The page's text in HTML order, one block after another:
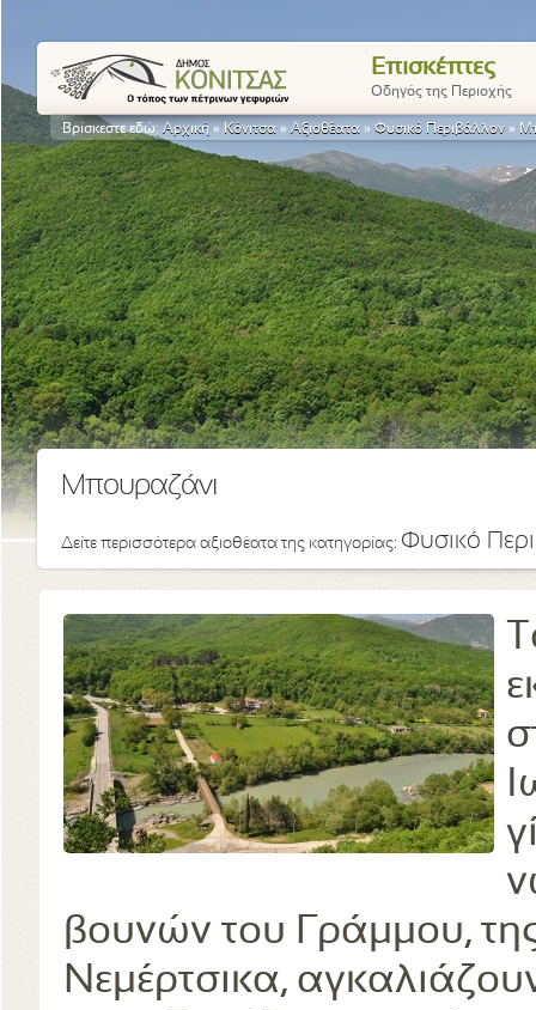
Επισκέπτες
Οδηγός της Περιοχής
Βρίσκεστε εδώ:Αρχική » Κόνιτσα » Αξιοθέατα » Φυσικό Περιβάλλον »
Μπουραζάνι
Δείτε περισσότερα αξιοθέατα της κατηγορίας: Φυσικό
βουνών του Γράμμου,
Νεμέρτσικα,